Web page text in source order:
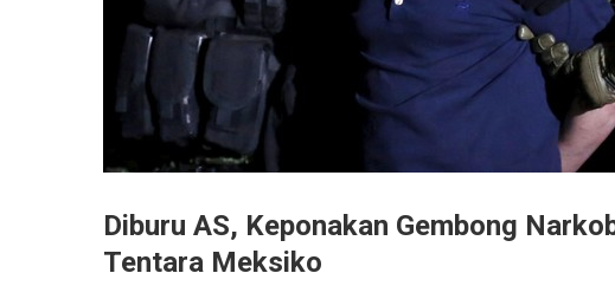
Diburu AS, Keponakan Gembong
Tentara Meksiko